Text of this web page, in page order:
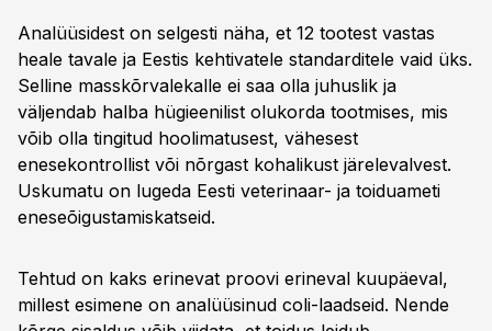
Analüüsidest on selgesti näha, et 12 tootest vastas
heale tavale ja Eestis kehtivatele standarditele vaid üks.
Selline masskõrvalekalle ei saa olla juhuslik ja
väljendab halba hügieenilist olukorda tootmises, mis
võib olla tingitud hoolimatusest, vähesest
enesekontrollist või nõrgast kohalikust järelevalvest.
Uskumatu on lugeda Eesti veterinaar- ja toiduameti
enese­õigustamiskatseid.
Tehtud on kaks erinevat proovi erineval kuupäeval,
millest esimene on analüüsinud coli-laadseid. Nende